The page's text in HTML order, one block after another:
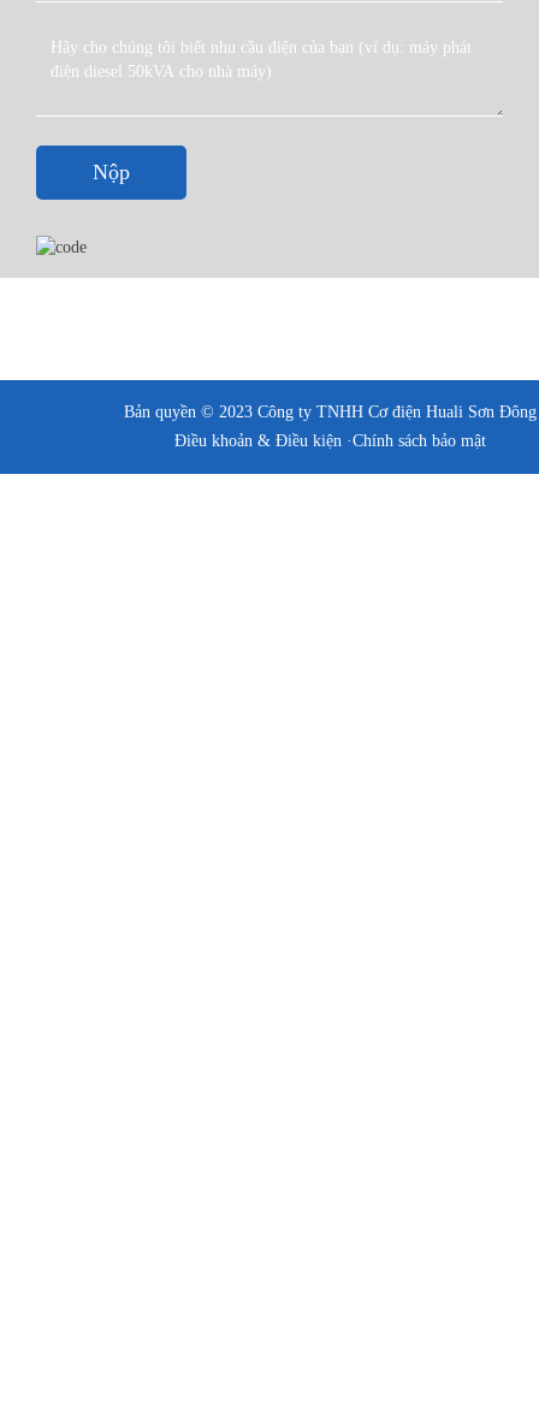
Nộp
Bản quyền © 2023 Công ty TNHH Cơ điện Huali Sơn Đông
Điều khoản & Điều kiện ·Chính sách bảo mật